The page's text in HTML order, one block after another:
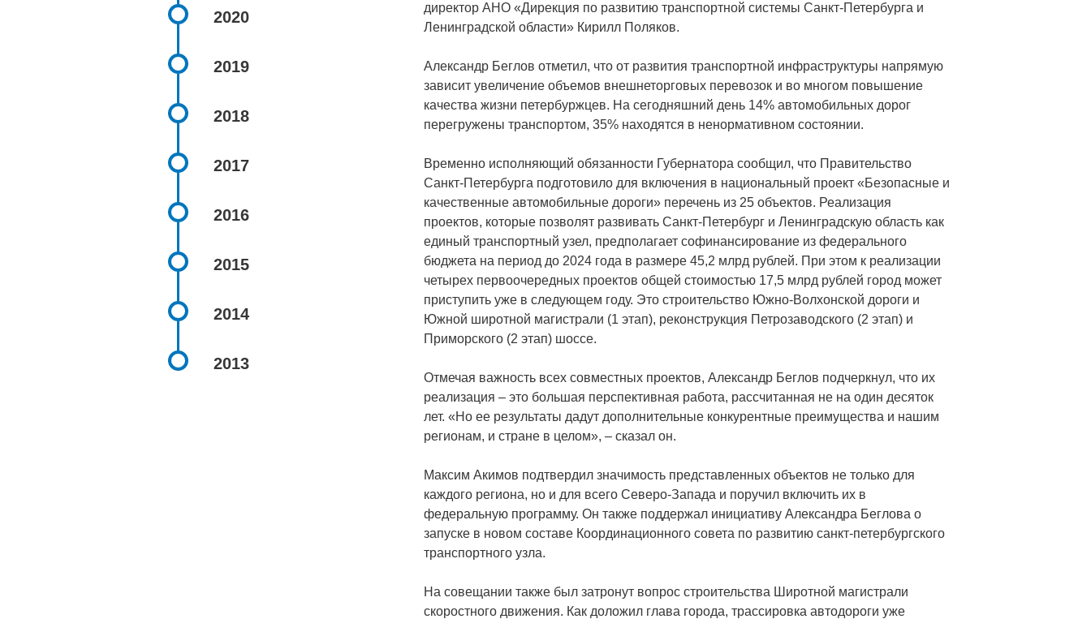
2020
2019
2018
2017
2016
2015
2014
2013
директор АНО «Дирекция по развитию транспортной системы Санкт-Петербурга и
Ленинградской области» Кирилл Поляков.
Александр Беглов отметил, что от развития транспортной инфраструктуры напрямую
зависит увеличение объемов внешнеторговых перевозок и во многом повышение
качества жизни петербуржцев. На сегодняшний день 14% автомобильных дорог
перегружены транспортом, 35% находятся в ненормативном состоянии.
Временно исполняющий обязанности Губернатора сообщил, что Правительство
Санкт-Петербурга подготовило для включения в национальный проект «Безопасные и
качественные автомобильные дороги» перечень из 25 объектов. Реализация
проектов, которые позволят развивать Санкт-Петербург и Ленинградскую область как
единый транспортный узел, предполагает софинансирование из федерального
бюджета на период до 2024 года в размере 45,2 млрд рублей. При этом к реализации
четырех первоочередных проектов общей стоимостью 17,5 млрд рублей город может
приступить уже в следующем году. Это строительство Южно-Волхонской дороги и
Южной широтной магистрали (1 этап), реконструкция Петрозаводского (2 этап) и
Приморского (2 этап) шоссе.
Отмечая важность всех совместных проектов, Александр Беглов подчеркнул, что их
реализация – это большая перспективная работа, рассчитанная не на один десяток
лет. «Но ее результаты дадут дополнительные конкурентные преимущества и нашим
регионам, и стране в целом», – сказал он.
Максим Акимов подтвердил значимость представленных объектов не только для
каждого региона, но и для всего Северо-Запада и поручил включить их в
федеральную программу. Он также поддержал инициативу Александра Беглова о
запуске в новом составе Координационного совета по развитию санкт-петербургского
транспортного узла.
На совещании также был затронут вопрос строительства Широтной магистрали
скоростного движения. Как доложил глава города, трассировка автодороги уже